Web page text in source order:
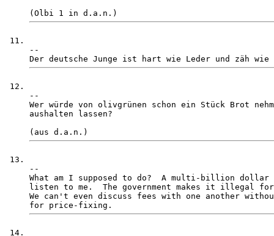
--
--
Wer würde von olivgrünen schon ein Stück Brot
aushalten lassen?
--
What am I supposed to do?  A multi-billion dollar
listen to me.  The government makes it illegal
We can't even discuss fees with one another